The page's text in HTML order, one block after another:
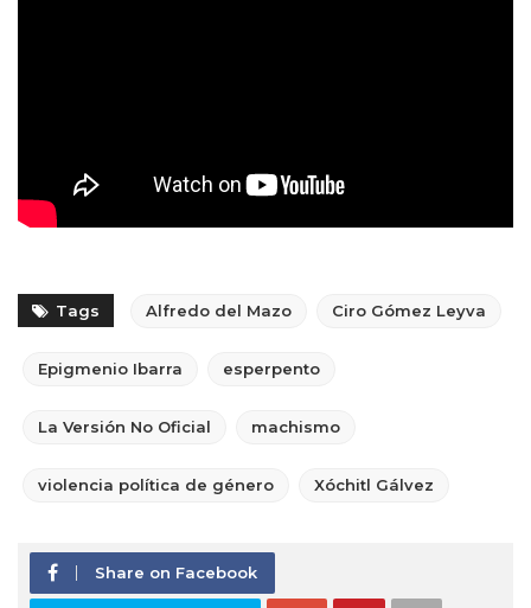
Tags Alfredo del Mazo Ciro Gómez Leyva
Epigmenio Ibarra esperpento
La Versión No Oficial machismo
violencia política de género Xóchitl Gálvez
Share on Facebook